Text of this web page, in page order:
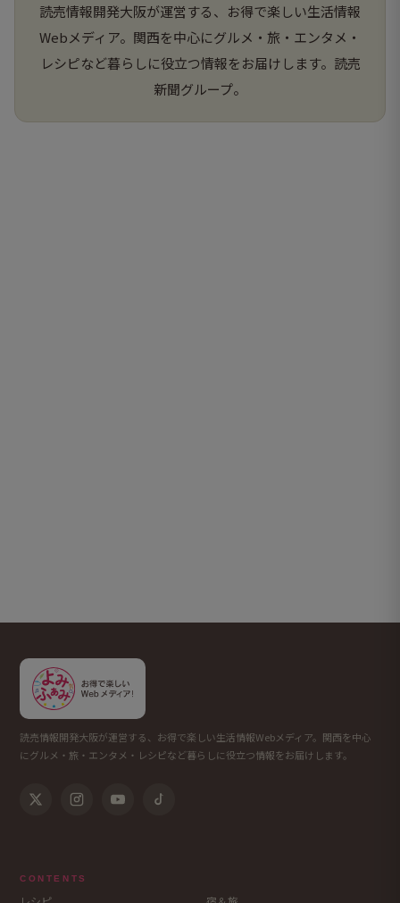
読売情報開発大阪が運営する、お得で楽しい生活情報
Webメディア。関西を中心にグルメ・旅・エンタメ・
レシピなど暮らしに役立つ情報をお届けします。読売
新聞グループ。
読売情報開発大阪が運営する、お得で楽しい生活情報Webメディア。関西を中心
にグルメ・旅・エンタメ・レシピなど暮らしに役立つ情報をお届けします。
CONTENTS